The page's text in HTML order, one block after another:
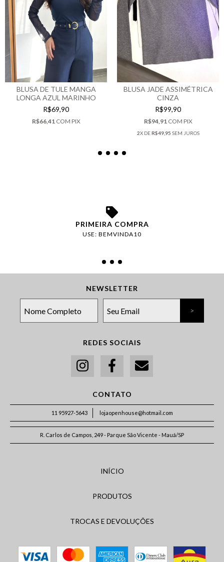
BLUSA DE TULE MANGA
LONGA AZUL MARINHO
R$69,90
R$66,41 COM PIX
BLUSA JADE ASSIMÉTRICA
CINZA
R$99,90
R$94,91 COM PIX
2X DER$49,95 SEM JUROS
PRIMEIRA COMPRA
USE: BEMVINDA10
NEWSLETTER
REDES SOCIAIS
CONTATO
11 95927-5643 lojaopenhouse@hotmail.com
R. Carlos de Campos, 249 - Parque São Vicente - Mauá/SP
INÍCIO
PRODUTOS
TROCAS E DEVOLUÇÕES